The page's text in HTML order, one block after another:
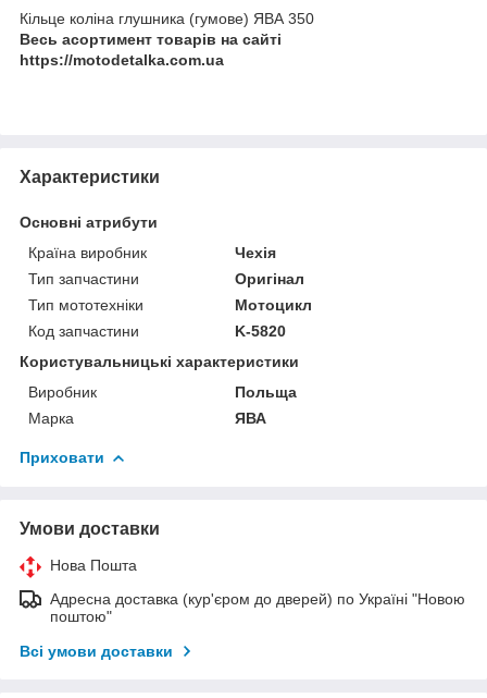
Кільце коліна глушника (гумове) ЯВА 350
Весь асортимент товарів на сайті
https://motodetalka.com.ua
Характеристики
Основні атрибути
Країна виробник
Чехія
Тип запчастини
Оригінал
Тип мототехніки
Мотоцикл
Код запчастини
K-5820
Користувальницькі характеристики
Виробник
Польща
Марка
ЯВА
Приховати
Умови доставки
Нова Пошта
Адресна доставка (кур'єром до дверей) по Україні "Новою
поштою"
Всі умови доставки